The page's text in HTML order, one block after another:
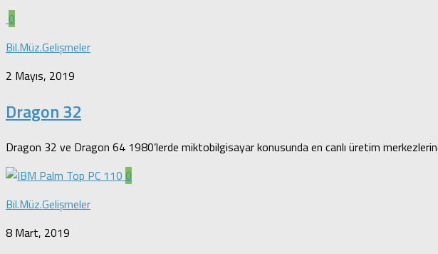
0
Bil.Müz.Gelişmeler
2 Mayıs, 2019
Dragon 32
Dragon 32 ve Dragon 64 1980’lerde miktobilgisayar konusunda en canlı üretim
0
Bil.Müz.Gelişmeler
8 Mart, 2019